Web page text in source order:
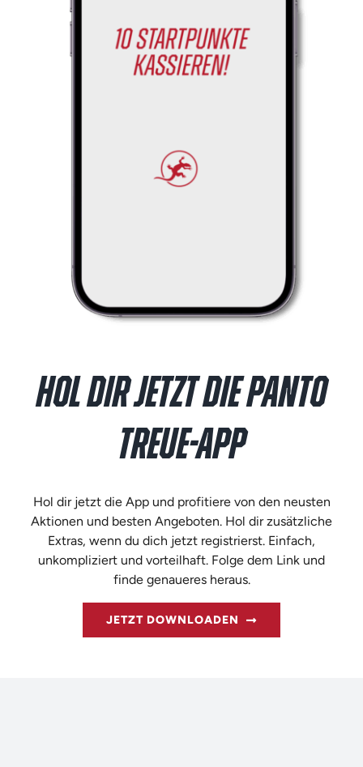
HOL DIR JETZT DIE PANTO
TREUE-APP
Hol dir jetzt die App und profitiere von den neusten
Aktionen und besten Angeboten. Hol dir zusätzliche
Extras, wenn du dich jetzt registrierst. Einfach,
unkompliziert und vorteilhaft. Folge dem Link und
finde genaueres heraus.
JETZT DOWNLOADEN